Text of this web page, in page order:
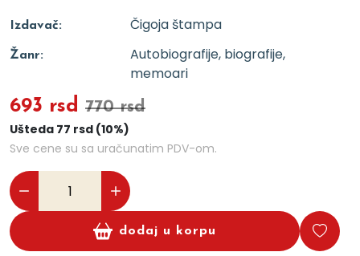
Izdavač: Čigoja štampa
Žanr:
Autobiografije, biografije,
memoari
693 rsd 770 rsd
Ušteda 77 rsd (10%)
Sve cene su sa uračunatim PDV-om.
dodaj u korpu